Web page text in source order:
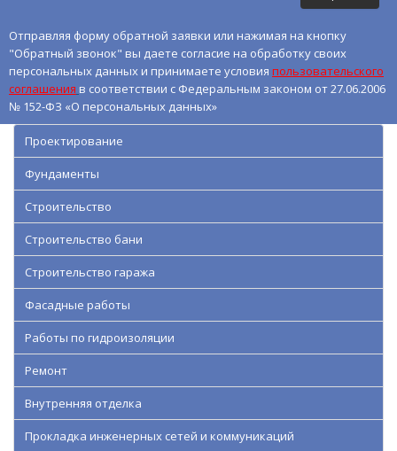
Отправляя форму обратной заявки или нажимая на кнопку
"Обратный звонок" вы даете согласие на обработку своих
персональных данных и принимаете условия пользовательского
соглашения в соответствии с Федеральным законом от 27.06.2006
№ 152-ФЗ «О персональных данных»
Проектирование
Фундаменты
Строительство
Строительство бани
Строительство гаража
Фасадные работы
Работы по гидроизоляции
Ремонт
Внутренняя отделка
Прокладка инженерных сетей и коммуникаций